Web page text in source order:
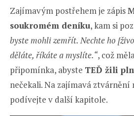
Zajímavým postřehem je zápis
soukromém deníku, kam si
byste mohli zemřít. Nechte ho
děláte, říkáte a myslíte.“, což
připomínka, abyste TEĎ žili
nečekali. Na zajímavá ztvárnění
podívejte v další kapitole.